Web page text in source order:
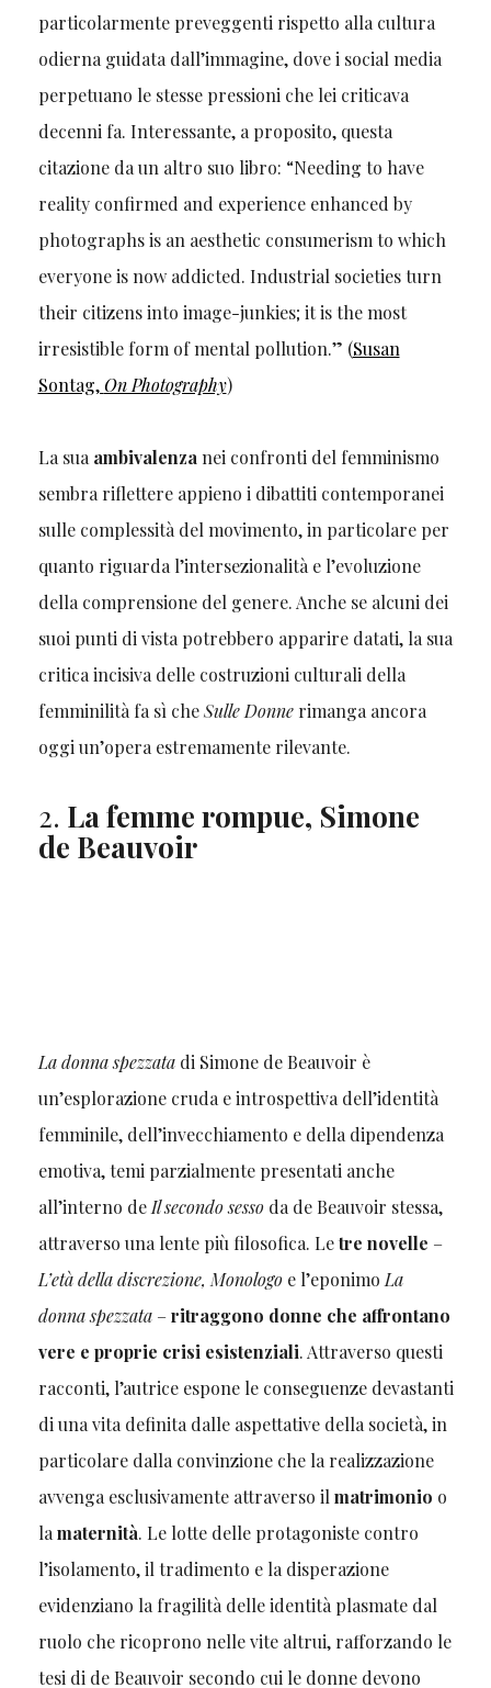
particolarmente preveggenti rispetto alla cultura
odierna guidata dall’immagine, dove i social media
perpetuano le stesse pressioni che lei criticava
decenni fa. Interessante, a proposito, questa
citazione da un altro suo libro: “Needing to have
reality confirmed and experience enhanced by
photographs is an aesthetic consumerism to which
everyone is now addicted. Industrial societies turn
their citizens into image-junkies; it is the most
irresistible form of mental pollution.” (Susan
Sontag,On Photography)
La suaambivalenzanei confronti del femminismo
sembra riflettere appieno i dibattiti contemporanei
sulle complessità del movimento, in particolare per
quanto riguarda l’intersezionalità e l’evoluzione
della comprensione del genere. Anche se alcuni dei
suoi punti di vista potrebbero apparire datati, la sua
critica incisiva delle costruzioni culturali della
femminilità fa sì cheSulle Donnerimanga ancora
oggi un’opera estremamente rilevante.
2. La femme rompue, Simone
de Beauvoir
La donna spezzatadi Simone de Beauvoir è
un’esplorazione cruda e introspettiva dell’identità
femminile, dell’invecchiamento e della dipendenza
emotiva, temi parzialmente presentati anche
all’interno deIl secondo sessoda de Beauvoir stessa,
attraverso una lente più filosofica. Letre novelle –
L’età della discrezione, Monologo e l’eponimoLa
donna spezzata – ritraggono donne che affrontano
vere e proprie crisi esistenziali. Attraverso questi
racconti, l’autrice espone le conseguenze devastanti
di una vita definita dalle aspettative della società, in
particolare dalla convinzione che la realizzazione
avvenga esclusivamente attraverso ilmatrimonio o
lamaternità. Le lotte delle protagoniste contro
l’isolamento, il tradimento e la disperazione
evidenziano la fragilità delle identità plasmate dal
ruolo che ricoprono nelle vite altrui, rafforzando le
tesi di de Beauvoir secondo cui le donne devono